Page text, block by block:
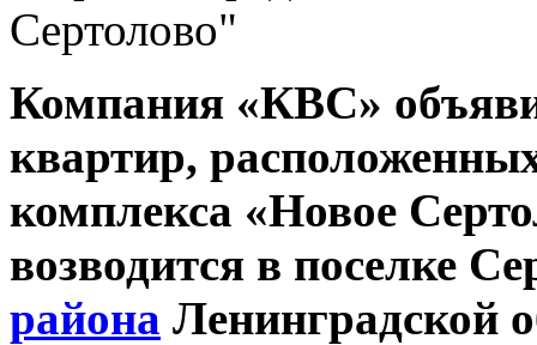
Компания «КВС»
квартир,
комплекса «Новое
возводится в поселке
района Ленинградской